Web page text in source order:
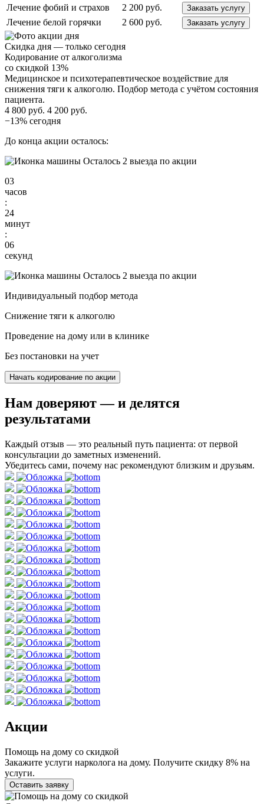
Лечение фобий и страхов 2 200 руб. Заказать услугу
Лечение белой горячки 2 600 руб. Заказать услугу
Скидка дня — только сегодня
Кодирование от алкоголизма
со скидкой 13%
Медицинское и психотерапевтическое воздействие для
снижения тяги к алкоголю. Подбор метода с учётом состояния
пациента.
4 800 руб. 4 200 руб.
−13% сегодня
До конца акции осталось:
Осталось 2 выезда по акции
03
часов
:
24
минут
:
05
секунд
Осталось 2 выезда по акции
Индивидуальный подбор метода
Снижение тяги к алкоголю
Проведение на дому или в клинике
Без постановки на учет
Начать кодирование по акции
Нам доверяют— и делятся
результатами
Каждый отзыв — это реальный путь пациента: от первой
консультации до заметных изменений.
Убедитесь сами, почему нас рекомендуют близким и друзьям.
Акции
Помощь на дому со скидкой
Закажите услуги нарколога на дому. Получите скидку 8% на
услуги.
Оставить заявку